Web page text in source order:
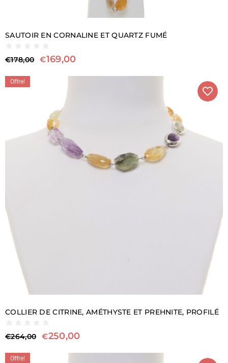
SAUTOIR EN CORNALINE ET QUARTZ FUMÉ
€178,00 €169,00
Offre!
COLLIER DE CITRINE, AMÉTHYSTE ET PREHNITE, PROFILÉ
€264,00 €250,00
Offre!